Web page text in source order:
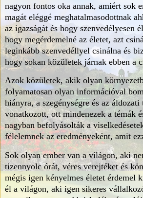
nagyon fontos oka annak, amiért sok
magát eléggé meghatalmasodottnak
az igazságát és hogy szenvedélyesen
hogy megérdemelné az életet, azt
leginkább szenvedéllyel csinálna és
hogy sokan közületek járnak ebben a
Azok közületek, akik olyan
folyamatosan olyan információval
hiányra, a szegénységre és az áldozati
vonatkozott, ott mindenezek a témák
nagyban befolyásolták a
félelemnek az eredményeként, amit
Sok olyan ember van a világon, aki
tizennyolc órát, véres verejtéket és
mégis igen kényelmes életet érdemel
él a világon, aki igen sikeres